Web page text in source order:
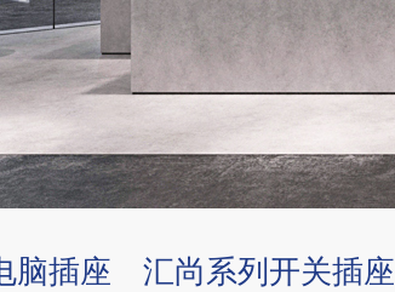
脑插座 汇尚系列开关插座